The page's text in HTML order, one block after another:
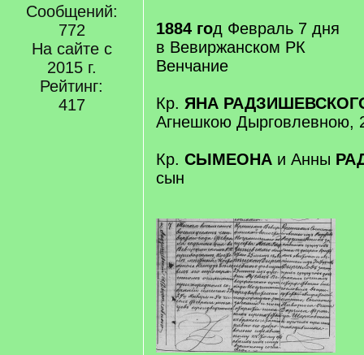
Сообщений:
772
На сайте с
2015 г.
Рейтинг:
417
1884 год Февраль 7 дня
в Вевиржанском РК
Венчание
Кр. ЯНА
Агнешкою Дырговлевною,
Кр. СЫМЕОНА и Анны
сын